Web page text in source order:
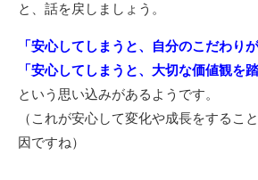
と、話を戻しましょう。
「安心してしまうと、自分のこだわり
「安心してしまうと、大切な価値観を
という思い込みがあるようです。
（これが安心して変化や成長をするこ
因ですね）